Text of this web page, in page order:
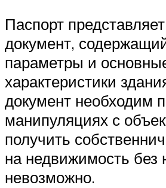
Паспорт
документ,
параметры и
характеристики
документ необходим
манипуляциях с
получить
на недвижимость без
невозможно.